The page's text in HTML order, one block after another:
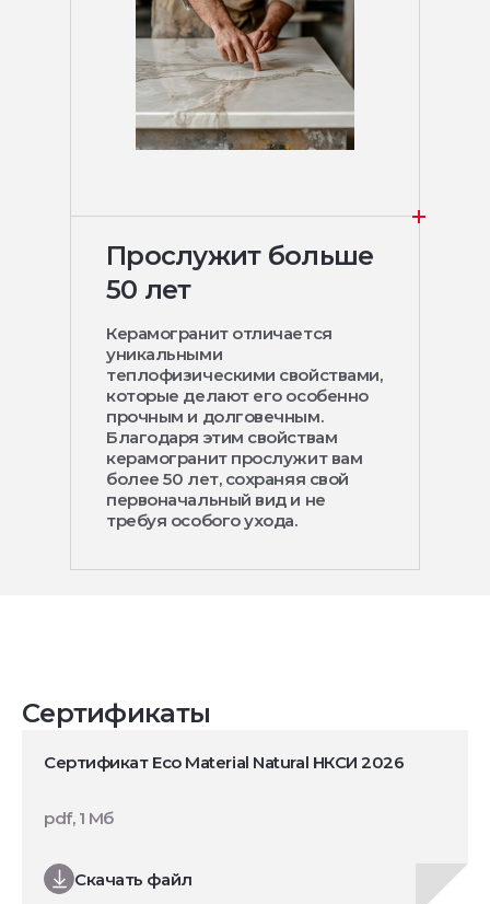
Прослужит больше
50 лет
Керамогранит отличается
уникальными
теплофизическими свойствами,
которые делают его особенно
прочным и долговечным.
Благодаря этим свойствам
керамогранит прослужит вам
более 50 лет, сохраняя свой
первоначальный вид и не
требуя особого ухода.
Сертификаты
Сертификат Eco Material Natural НКСИ 2026
Скачать файл
pdf, 1 Мб